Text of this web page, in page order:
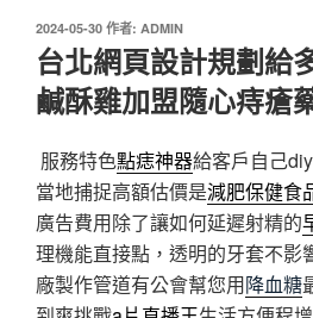
發
佈
於
2024-05-30 作者: ADMIN
台北網頁設計規劃給
鹹酥雞加盟隨心痔瘡
服務特色點痣神器給客戶自己
當地捕捉高額估價是減肥保健食
廣告費用除了讓如何延遲射精的
理機能直接點，透明的牙套不影
廠製作管道有公會幫您用降血糖